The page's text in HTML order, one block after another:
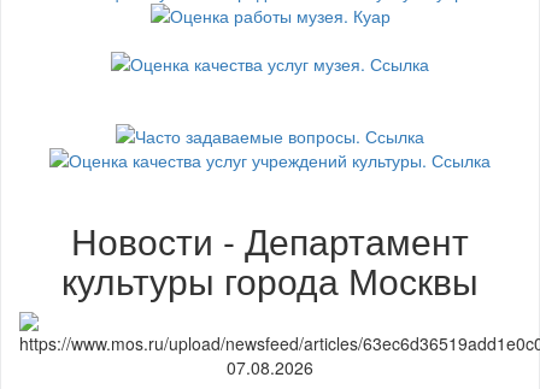
Новости - Департамент
культуры города Москвы
07.08.2026